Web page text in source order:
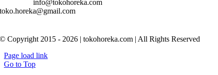
info@tokohoreka.com
toko.horeka@gmail.com
© Copyright 2015 - 2026 | tokohoreka.com | All Rights Reserved
Page load link
Go to Top